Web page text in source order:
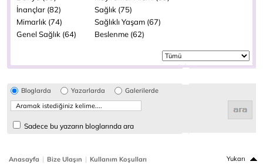
İnançlar (82)
Sağlık (75)
Mimarlık (74)
Sağlıklı Yaşam (67)
Genel Sağlık (64)
Beslenme (62)
Bloglarda Yazarlarda Galerilerde
Sadece bu yazarın bloglarında ara
Anasayfa | Bize Ulaşın | Kullanım Koşulları Yukarı